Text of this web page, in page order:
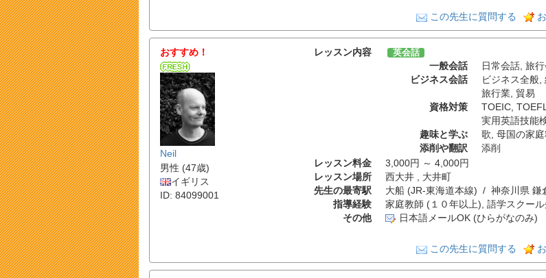
この先生に質問する
おすすめ！
Neil
男性 (47歳)
イギリス
ID: 84099001
レッスン内容 英会話
一般会話 日常会話, 旅
ビジネス会話
ビジネス全般,
旅行業, 貿易
資格対策
TOEIC,
実用英語技能
趣味と学ぶ
歌, 母国の家
添削や翻訳
添削
レッスン料金
3,000円 ～ 4,000円
レッスン場所
西大井 , 大井町
先生の最寄駅
大船 (JR-東海道本線) / 神奈川県 鎌
指導経験
家庭教師 (１０年以上), 語学スクー
その他
日本語メールOK (ひらがなのみ)
この先生に質問する